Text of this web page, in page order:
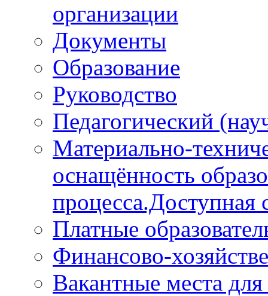
организации
Документы
Образование
Руководство
Педагогический
Материально-
оснащённость
процесса.Доступная
Платные
Финансово-
Вакантные места